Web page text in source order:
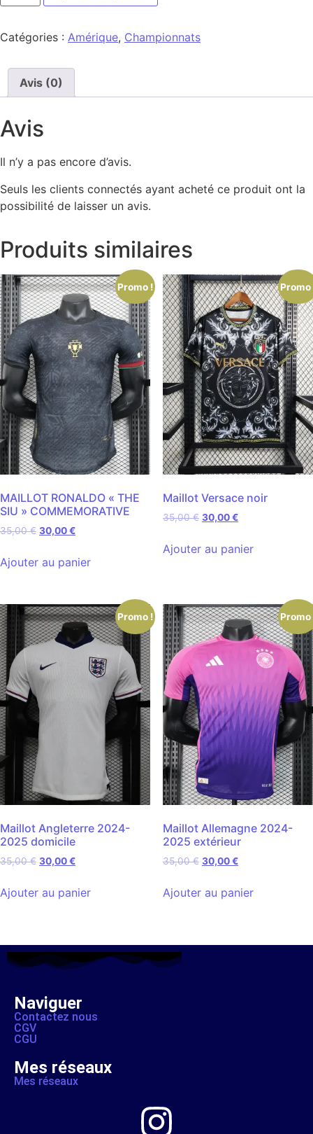
Catégories : Amérique, Championnats
Avis (0)
Avis
Il n’y a pas encore d’avis.
Seuls les clients connectés ayant acheté ce produit ont la
possibilité de laisser un avis.
Produits similaires
Promo !
MAILLOT RONALDO « THE
SIU » COMMEMORATIVE
35,00€ 30,00€
Ajouter au panier
Promo
Maillot Versace noir
35,00€ 30,00€
Ajouter au panier
Promo !
Maillot Angleterre 2024-
2025 domicile
35,00€ 30,00€
Ajouter au panier
Promo
Maillot Allemagne 2024-
2025 extérieur
35,00€ 30,00€
Ajouter au panier
Naviguer
Contactez nous
CGV
CGU
Mes réseaux
Mes réseaux